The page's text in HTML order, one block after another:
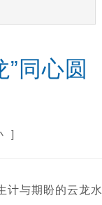
同心圆
]
计与期盼的云龙水